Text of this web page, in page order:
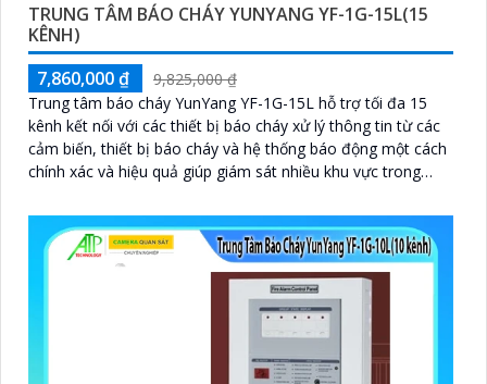
TRUNG TÂM BÁO CHÁY YUNYANG YF-1G-15L(15
KÊNH)
7,860,000 ₫
9,825,000 ₫
Trung tâm báo cháy YunYang YF-1G-15L hỗ trợ tối đa 15
kênh kết nối với các thiết bị báo cháy xử lý thông tin từ các
cảm biến, thiết bị báo cháy và hệ thống báo động một cách
chính xác và hiệu quả giúp giám sát nhiều khu vực trong
hoặc các công trình yêu cầu phân chia khu vực bảo vệ riêng
biệt.